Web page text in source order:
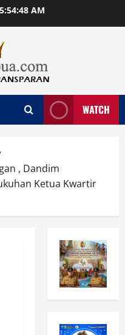
5:54:49 AM
WATCH
, Dandim
Ketua Kwartir